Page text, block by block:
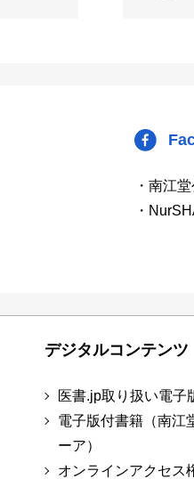
・南江
・
デジタルコンテンツ
医書.jp取り扱い電子
電子版付書籍（南江
ーア）
オンラインアクセス